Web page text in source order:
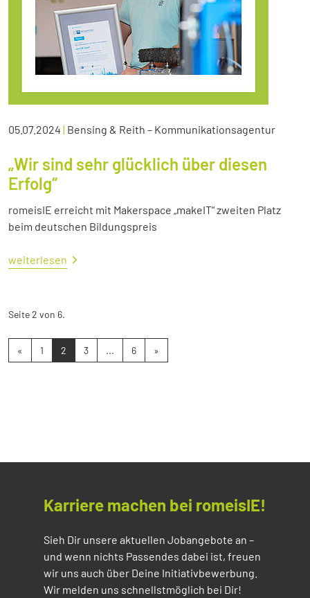
05.07.2024 | Bensing & Reith – Kommunikationsagentur
„Wir sind sehr glücklich über diesen
Erfolg“
romeisIE erreicht mit Makerspace „makeIT“ zweiten Platz
beim deutschen Bildungspreis
weiterlesen
Seite 2 von 6.
« 1 2 3 ... 6 »
Karriere machen bei romeisIE!
Sieh Dir unsere aktuellen Jobangebote an –
und wenn nichts Passendes dabei ist, freuen
wir uns auch über Deine Initiativbewerbung.
Wir melden uns schnellstmöglich bei Dir!